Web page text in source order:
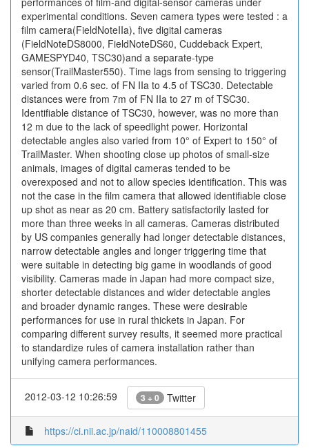
experimental conditions. Seven camera types were tested : a
film camera(FieldNoteIIa), five digital cameras
(FieldNoteDS8000, FieldNoteDS60, Cuddeback Expert,
GAMESPYD40, TSC30)and a separate-type
sensor(TrailMaster550). Time lags from sensing to triggering
varied from 0.6 sec. of FN IIa to 4.5 of TSC30. Detectable
distances were from 7m of FN IIa to 27 m of TSC30.
Identifiable distance of TSC30, however, was no more than
12 m due to the lack of speedlight power. Horizontal
detectable angles also varied from 10° of Expert to 150° of
TrailMaster. When shooting close up photos of small-size
animals, images of digital cameras tended to be
overexposed and not to allow species identification. This was
not the case in the film camera that allowed identifiable close
up shot as near as 20 cm. Battery satisfactorily lasted for
more than three weeks in all cameras. Cameras distributed
by US companies generally had longer detectable distances,
narrow detectable angles and longer triggering time that
were suitable in detecting big game in woodlands of good
visibility. Cameras made in Japan had more compact size,
shorter detectable distances and wider detectable angles
and broader dynamic ranges. These were desirable
performances for use in rural thickets in Japan. For
comparing different survey results, it seemed more practical
to standardize rules of camera installation rather than
unifying camera performances.
2012-03-12 10:26:59 3 + 0 Twitter
https://ci.nii.ac.jp/naid/110008801455